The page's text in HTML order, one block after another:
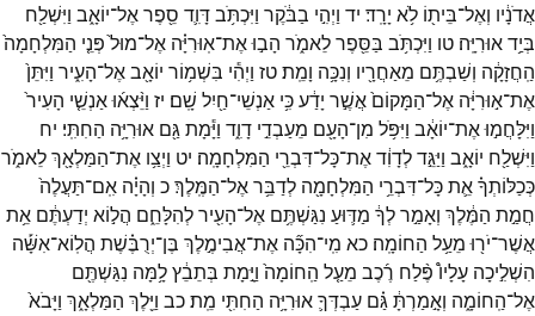
אֲדֹנָ֔יו וְאֶל־בֵּית֖וֹ לֹ֥א יָרָֽד׃ יד וַיְהִ֣י בַבֹּ֔קֶר וַיִּכְתֹּ֥בדָּוִ֛ד סֵ֖פֶראֶל־יוֹאָ֑ב וַיִּשְׁלַ֖ח
בְּיַ֥דאוּרִיָּֽה׃ טו וַיִּכְתֹּ֥ב בַּסֵּ֖פֶרלֵאמֹ֑ר הָב֣וּאֶת־אֽוּרִיָּ֗ה אֶל־מוּל֙ פְּנֵ֤י הַמִּלְחָמָה֙
הַֽחֲזָקָ֔ה וְשַׁבְתֶּ֥ם מֵאַחֲרָ֖יו וְנִכָּ֥ה וָמֵֽת׃טז וַיְהִ֕י בִּשְׁמ֥וֹר יוֹאָ֖באֶל־הָעִ֑יר וַיִּתֵּן֙
אֶת־א֣וּרִיָּ֔ה אֶל־הַמָּקוֹם֙אֲשֶׁ֣ר יָדַ֔עכִּ֥י אַנְשֵׁי־חַ֖יִל שָֽׁם׃ יז וַיֵּ֨צְא֜וּאַנְשֵׁ֤י הָעִיר֙
וַיִּלָּחֲמ֣וּאֶת־יוֹאָ֔ב וַיִּפֹּ֥ל מִן־הָעָ֖ם מֵעַבְדֵ֣י דָוִ֑ד וַיָּ֕מָתגַּ֖ם אוּרִיָּ֥ה הַחִתִּֽי׃ יח
וַיִּשְׁלַ֖ח יוֹאָ֑ב וַיַּגֵּ֣דלְדָוִ֔דאֶת־כָּל־דִּבְרֵ֖י הַמִּלְחָמָֽה׃ יט וַיְצַ֥ו אֶת־הַמַּלְאָ֖ךְלֵאמֹ֑ר
כְּכַלּוֹתְךָ֗אֵ֛תכָּל־דִּבְרֵ֥י הַמִּלְחָמָ֖ה לְדַבֵּ֥ראֶל־הַמֶּֽלֶךְ׃כ וְהָיָ֗ה אִֽם־תַּעֲלֶה֙
חֲמַ֣ת הַמֶּ֔לֶךְ וְאָמַ֣רלְךָ֔ מַדּ֛וּעַ נִגַּשְׁתֶּ֥ם אֶל־הָעִ֖ירלְהִלָּחֵ֑ם הֲל֣וֹא יְדַעְתֶּ֔ם אֵ֥ת
אֲשֶׁר־יֹר֖וּ מֵעַ֥ל הַחוֹמָֽה׃ כא מִֽי־הִכָּ֞ה אֶת־אֲבִימֶ֣לֶךְ בֶּן־יְרֻבֶּ֗שֶׁת הֲלֽוֹא־אִשָּׁ֡ה
הִשְׁלִ֣יכָה עָלָיו֩ פֶּ֨לַח רֶ֜כֶב מֵעַ֤ל הַֽחוֹמָה֙ וַיָּ֣מָת בְּתֵבֵ֔ץלָ֥מָּה נִגַּשְׁתֶּ֖ם
אֶל־הַֽחוֹמָ֑ה וְאָ֣מַרְתָּ֔גַּ֗ם עַבְדְּךָ֛אוּרִיָּ֥ה הַחִתִּ֖י מֵֽת׃כב וַיֵּ֖לֶךְ הַמַּלְאָ֑ךְ וַיָּבֹא֙